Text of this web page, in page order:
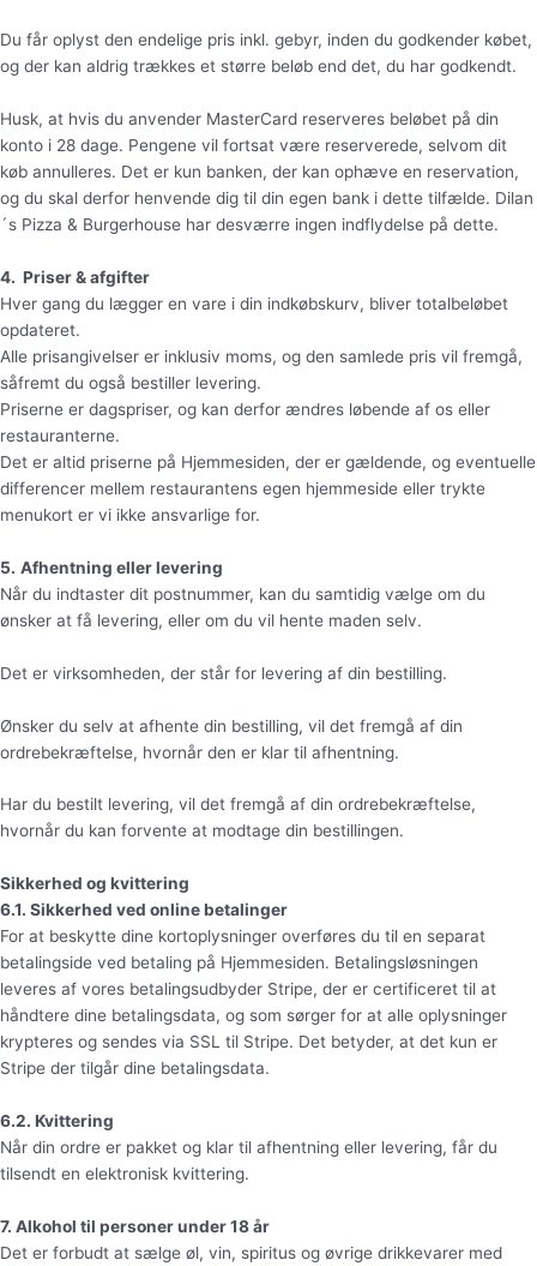
Du får oplyst den endelige pris inkl. gebyr, inden du godkender købet,
og der kan aldrig trækkes et større beløb end det, du har godkendt.
Husk, at hvis du anvender MasterCard reserveres beløbet på din
konto i 28 dage. Pengene vil fortsat være reserverede, selvom dit
køb annulleres. Det er kun banken, der kan ophæve en reservation,
og du skal derfor henvende dig til din egen bank i dette tilfælde. Dilan
´s Pizza & Burgerhouse har desværre ingen indflydelse på dette.
4. Priser & afgifter
Hver gang du lægger en vare i din indkøbskurv, bliver totalbeløbet
opdateret.
Alle prisangivelser er inklusiv moms, og den samlede pris vil fremgå,
såfremt du også bestiller levering.
Priserne er dagspriser, og kan derfor ændres løbende af os eller
restauranterne.
Det er altid priserne på Hjemmesiden, der er gældende, og eventuelle
differencer mellem restaurantens egen hjemmeside eller trykte
menukort er vi ikke ansvarlige for.
5. Afhentning eller levering
Når du indtaster dit postnummer, kan du samtidig vælge om du
ønsker at få levering, eller om du vil hente maden selv.
Det er virksomheden, der står for levering af din bestilling.
Ønsker du selv at afhente din bestilling, vil det fremgå af din
ordrebekræftelse, hvornår den er klar til afhentning.
Har du bestilt levering, vil det fremgå af din ordrebekræftelse,
hvornår du kan forvente at modtage din bestillingen.
Sikkerhed og kvittering
6.1. Sikkerhed ved online betalinger
For at beskytte dine kortoplysninger overføres du til en separat
betalingside ved betaling på Hjemmesiden. Betalingsløsningen
leveres af vores betalingsudbyder Stripe, der er certificeret til at
håndtere dine betalingsdata, og som sørger for at alle oplysninger
krypteres og sendes via SSL til Stripe. Det betyder, at det kun er
Stripe der tilgår dine betalingsdata.
6.2. Kvittering
Når din ordre er pakket og klar til afhentning eller levering, får du
tilsendt en elektronisk kvittering.
7. Alkohol til personer under 18 år
Det er forbudt at sælge øl, vin, spiritus og øvrige drikkevarer med